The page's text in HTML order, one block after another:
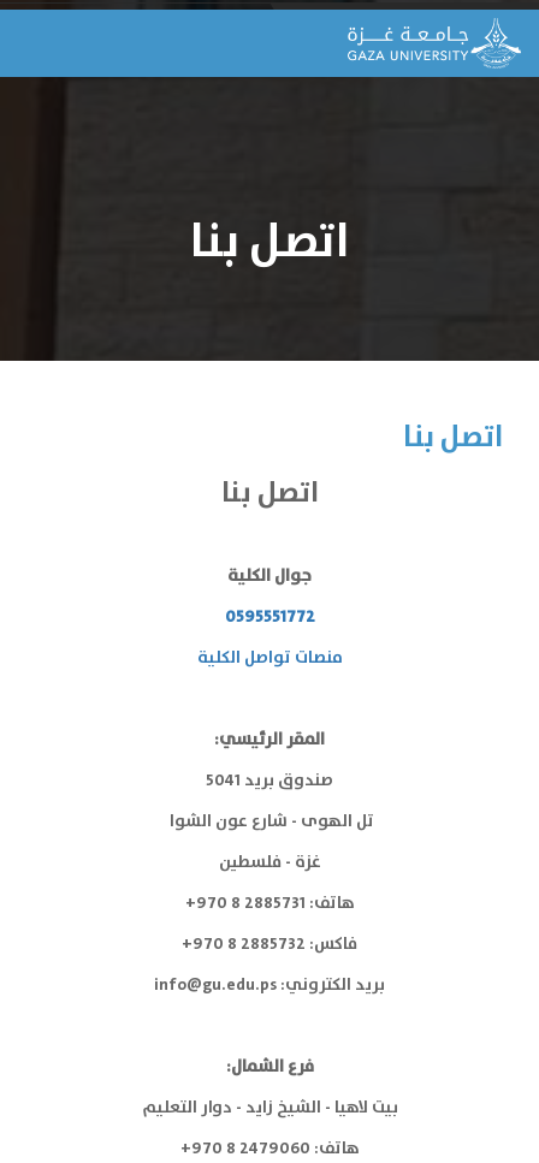
اتصل بنا
اتصل بنا
اتصل بنا
جوال الكلية
0595551772
منصات تواصل الكلية
المقر الرئيسي:
صندوق بريد 5041
تل الهوى - شارع عون الشوا
غزة - فلسطين
هاتف: 2885731 8 970+
فاكس: 2885732 8 970+
بريد الكتروني:info@gu.edu.ps
فرع الشمال:
بيت لاهيا - الشيخ زايد - دوار التعليم
هاتف: 2479060 8 970+